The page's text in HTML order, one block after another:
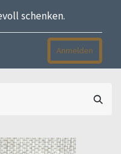
schenken.
Anmelden